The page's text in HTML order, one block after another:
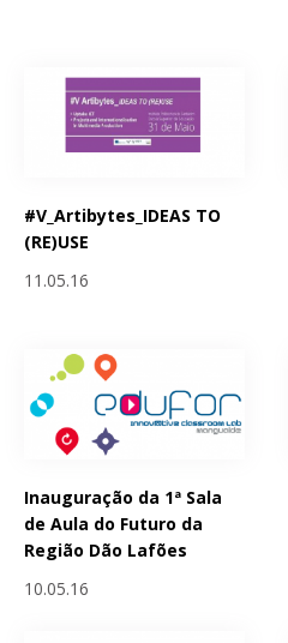
#V_Artibytes_IDEAS TO
(RE)USE
11.05.16
Inauguração da 1ª Sala
de Aula do Futuro da
Região Dão Lafões
10.05.16